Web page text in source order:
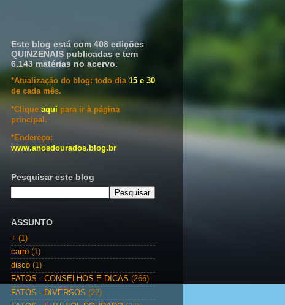
Este blog está com 408 edições
QUINZENAIS publicadas e tem
6.143 matérias no acervo.
*Atualização do blog: todo dia 15 e 30
de cada mês.
*Clique aqui para ir à página
principal.
*Endereço:
www.anosdourados.blog.br
Pesquisar este blog
ASSUNTO
+ (1)
carro (1)
disco (1)
FATOS - CONSELHOS E DICAS (266)
FATOS - DIVERSOS (22)